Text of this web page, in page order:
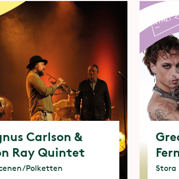
Carlson &
Ray Quintet
Polketten Stora